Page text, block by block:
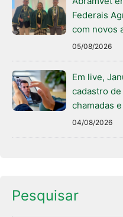
Federais
com novos
05/08/2026
Em live,
cadastro
chamadas
04/08/2026
Pesquisar